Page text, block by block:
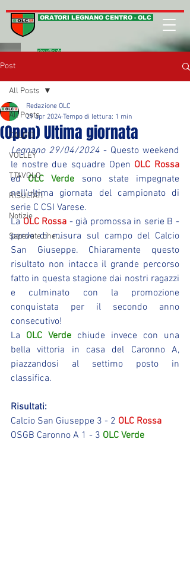
ORATORI LEGNANO CENTRO - OLC
sito ufficiale
Post
All Posts
CALCIO
VOLLEY
T.TAVOLO
RISULTATI
Notizie
Sapevate che ...
All Posts
(Open) Ultima giornata
Redazione OLC
29 apr 2024 Tempo di lettura: 1 min
Legnano 29/04/2024 - Questo weekend
le nostre due squadre Open OLC Rossa
ed OLC Verde sono state impegnate
nell'ultima giornata del campionato di
serie C CSI Varese.
La OLC Rossa - già promossa in serie B -
perde di misura sul campo del Calcio
San Giuseppe. Chiaramente questo
risultato non intacca il grande percorso
fatto in questa stagione dai nostri ragazzi
e culminato con la promozione
conquistata per il secondo anno
consecutivo!
La OLC Verde chiude invece con una
bella vittoria in casa del Caronno A,
piazzandosi al settimo posto in
classifica.
Risultati:
Calcio San Giuseppe 3 - 2 OLC Rossa
OSGB Caronno A 1 - 3 OLC Verde